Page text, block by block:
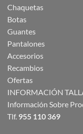
Chaquetas
Botas
Guantes
Pantalones
Accesorios
Recambios
Ofertas
INFORMACIÓN
Información Sobre
Tlf. 955 110 369